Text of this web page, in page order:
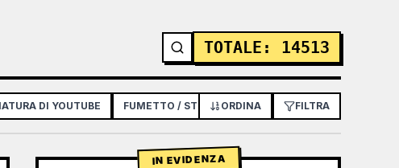
TOTALE : 14513
DI YOUTUBE FUMETTO / STORYBOARD POSTER / VOLANTINO
ORDINA FILTRA
IN EVIDENZA